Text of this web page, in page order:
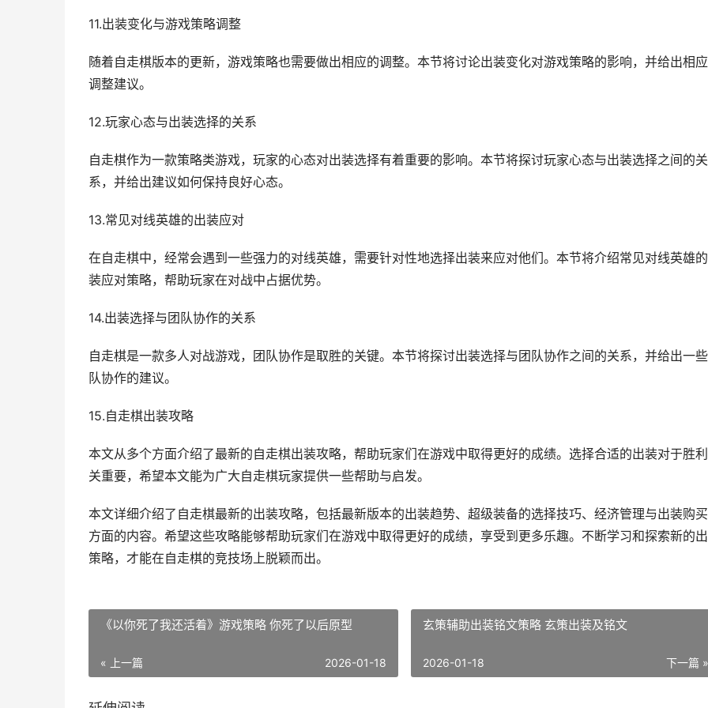
11.出装变化与游戏策略调整
随着自走棋版本的更新，游戏策略也需要做出相应的调整。本节将讨论出装变化对游戏策略的影响，并给出相
调整建议。
12.玩家心态与出装选择的关系
自走棋作为一款策略类游戏，玩家的心态对出装选择有着重要的影响。本节将探讨玩家心态与出装选择之间的关
系，并给出建议如何保持良好心态。
13.常见对线英雄的出装应对
在自走棋中，经常会遇到一些强力的对线英雄，需要针对性地选择出装来应对他们。本节将介绍常见对线英雄
装应对策略，帮助玩家在对战中占据优势。
14.出装选择与团队协作的关系
自走棋是一款多人对战游戏，团队协作是取胜的关键。本节将探讨出装选择与团队协作之间的关系，并给出一
队协作的建议。
15.自走棋出装攻略
本文从多个方面介绍了最新的自走棋出装攻略，帮助玩家们在游戏中取得更好的成绩。选择合适的出装对于胜
关重要，希望本文能为广大自走棋玩家提供一些帮助与启发。
本文详细介绍了自走棋最新的出装攻略，包括最新版本的出装趋势、超级装备的选择技巧、经济管理与出装购
方面的内容。希望这些攻略能够帮助玩家们在游戏中取得更好的成绩，享受到更多乐趣。不断学习和探索新的
策略，才能在自走棋的竞技场上脱颖而出。
《以你死了我还活着》游戏策略 你死了以后原型
« 上一篇 2026-01-18
玄策辅助出装铭文策略 玄策出装及铭文
下一篇 »
2026-01-18